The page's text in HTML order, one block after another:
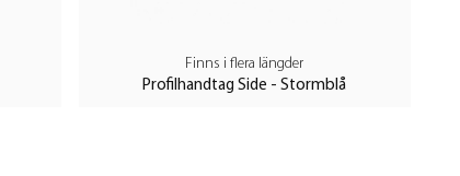
Finns i flera längder
Profilhandtag Side - Stormblå